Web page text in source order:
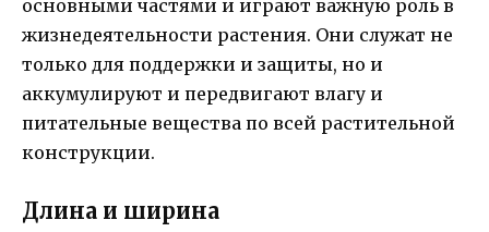
основными частями и играют важную роль в
жизнедеятельности растения. Они служат не
только для поддержки и защиты, но и
аккумулируют и передвигают влагу и
питательные вещества по всей растительной
конструкции.
Длина и ширина